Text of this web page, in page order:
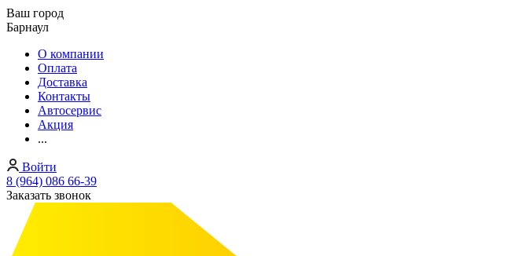
Ваш город
Барнаул
О компании
Оплата
Доставка
Контакты
Автосервис
Акция
...
Войти
8 (964) 086 66-39
Заказать звонок